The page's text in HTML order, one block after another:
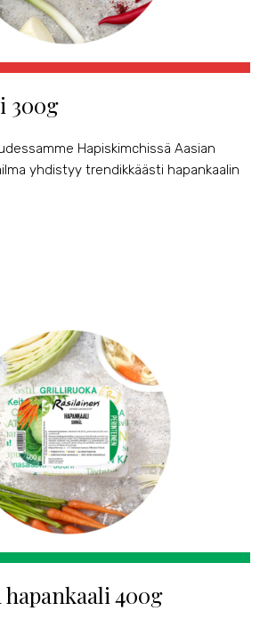
300g
Hapiskimchissä Aasian
yhdistyy trendikkäästi hapankaalin
400g